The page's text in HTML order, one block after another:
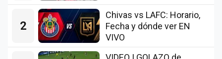
2
Chivas vs LAFC: Horario,
Fecha y dónde ver EN
VIVO